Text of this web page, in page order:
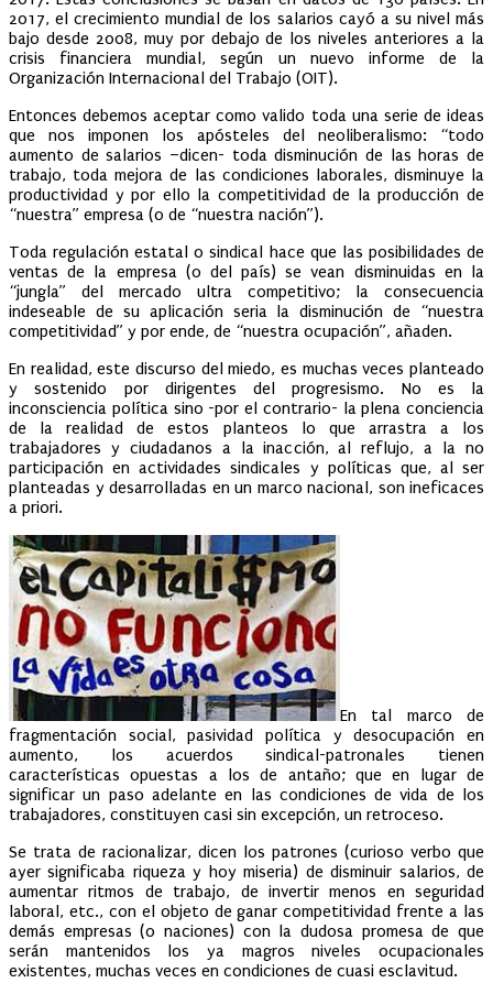
2017, el crecimiento mundial de los salarios cayó a su nivel más
bajo desde 2008, muy por debajo de los niveles anteriores a la
crisis financiera mundial, según un nuevo informe de la
Organización Internacional del Trabajo (OIT).
Entonces debemos aceptar como valido toda una serie de ideas
que nos imponen los apósteles del neoliberalismo: “todo
aumento de salarios –dicen- toda disminución de las horas de
trabajo, toda mejora de las condiciones laborales, disminuye la
productividad y por ello la competitividad de la producción de
“nuestra” empresa (o de “nuestra nación”).
Toda regulación estatal o sindical hace que las posibilidades de
ventas de la empresa (o del país) se vean disminuidas en la
“jungla” del mercado ultra competitivo; la consecuencia
indeseable de su aplicación seria la disminución de “nuestra
competitividad” y por ende, de “nuestra ocupación”, añaden.
En realidad, este discurso del miedo, es muchas veces planteado
y sostenido por dirigentes del progresismo. No es la
inconsciencia política sino -por el contrario- la plena conciencia
de la realidad de estos planteos lo que arrastra a los
trabajadores y ciudadanos a la inacción, al reflujo, a la no
participación en actividades sindicales y políticas que, al ser
planteadas y desarrolladas en un marco nacional, son ineficaces
a priori.
En tal marco de
fragmentación social, pasividad política y desocupación en
aumento, los acuerdos sindical-patronales tienen
características opuestas a los de antaño; que en lugar de
significar un paso adelante en las condiciones de vida de los
trabajadores, constituyen casi sin excepción, un retroceso.
Se trata de racionalizar, dicen los patrones (curioso verbo que
ayer significaba riqueza y hoy miseria) de disminuir salarios, de
aumentar ritmos de trabajo, de invertir menos en seguridad
laboral, etc., con el objeto de ganar competitividad frente a las
demás empresas (o naciones) con la dudosa promesa de que
serán mantenidos los ya magros niveles ocupacionales
existentes, muchas veces en condiciones de cuasi esclavitud.